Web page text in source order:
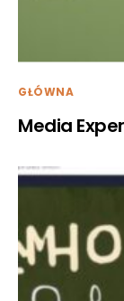
GŁÓWNA
Media